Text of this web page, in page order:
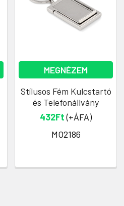
MEGNÉZEM
Stílusos Fém Kulcstartó
és Telefonállvány
432Ft(+ÁFA)
MO2186